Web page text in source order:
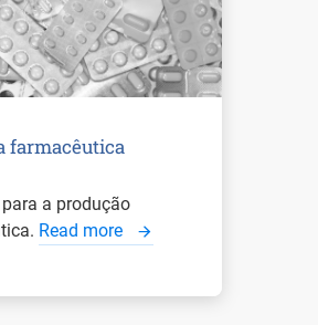
farmacêutica
a produção
Read more